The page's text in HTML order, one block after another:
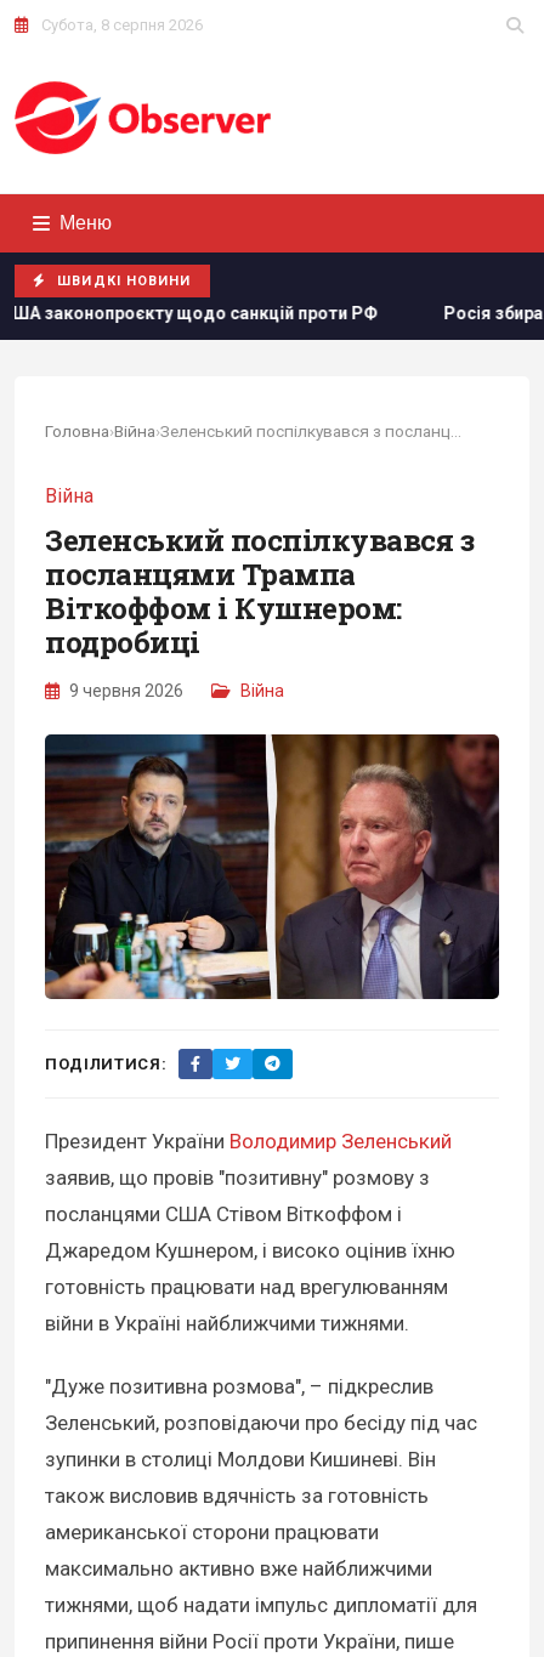
Субота, 8 серпня 2026
Меню
ШВИДКІ НОВИНИ
проти РФ Росія збирається остаточно анексувати
Головна›Війна›
Війна
Зеленський поспілкувався з
посланцями Трампа
Віткоффом і Кушнером:
подробиці
9 червня 2026 Війна
ПОДІЛИТИСЯ:
Президент України Володимир Зеленський
заявив, що провів "позитивну" розмову з
посланцями США Стівом Віткоффом і
Джаредом Кушнером, і високо оцінив їхню
готовність працювати над врегулюванням
війни в Україні найближчими тижнями.
"Дуже позитивна розмова", – підкреслив
Зеленський, розповідаючи про бесіду під час
зупинки в столиці Молдови Кишиневі. Він
також висловив вдячність за готовність
американської сторони працювати
максимально активно вже найближчими
тижнями, щоб надати імпульс дипломатії для
припинення війни Росії проти України, пише